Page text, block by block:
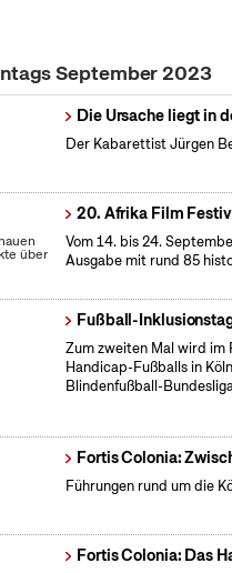
September 2023
Die Ursache liegt in
Der Kabarettist Jürgen
über
20. Afrika Film
Vom 14. bis 24.
Ausgabe mit rund 85
Fußball-
Zum zweiten Mal wird im
Handicap-Fußballs in
Blindenfußball-
Fortis Colonia:
Führungen rund um die
Fortis Colonia: Das